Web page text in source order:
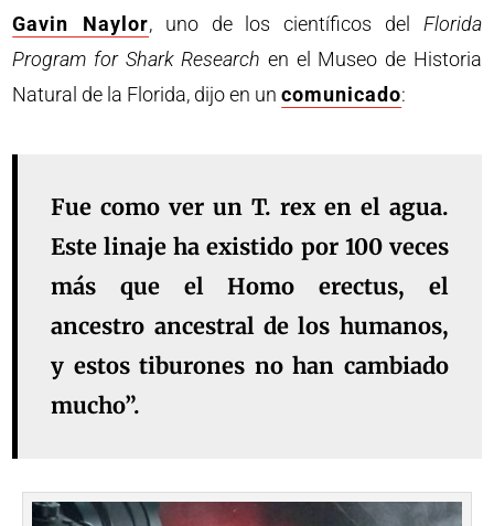
Gavin Naylor, uno de los científicos del Florida
Program for Shark Research en el Museo de Historia
Natural de la Florida, dijo en uncomunicado:
Fue como ver un T. rex en el agua.
Este linaje ha existido por 100 veces
más que el Homo erectus, el
ancestro ancestral de los humanos,
y estos tiburones no han cambiado
mucho”.